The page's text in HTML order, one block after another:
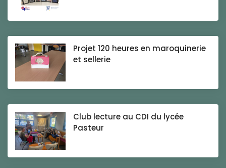
Projet 120 heures en maroquinerie
et sellerie
Club lecture au CDI du lycée
Pasteur